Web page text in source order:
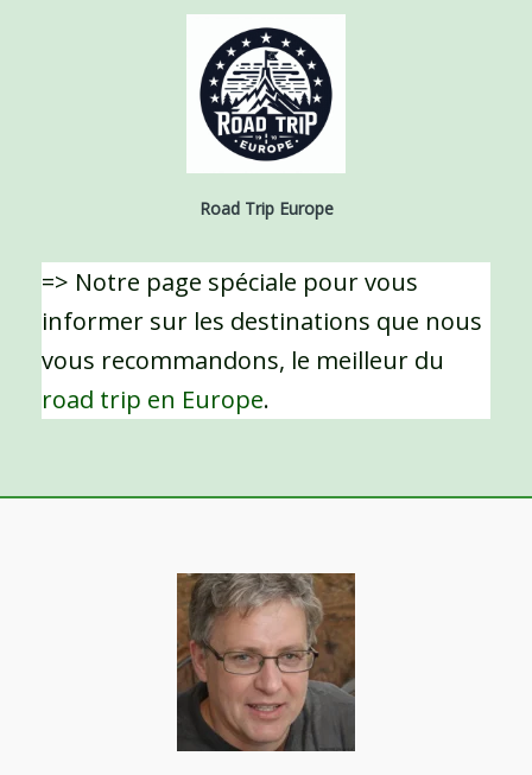
Road Trip Europe
=> Notre page spéciale pour vous
informer sur les destinations que nous
vous recommandons, le meilleur du
road trip en Europe.